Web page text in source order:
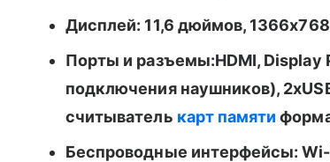
Дисплей: 11,6 дюймов, 1366x768
Порты и разъемы:HDMI,
подключения наушников),
считыватель карт памяти
Беспроводные интерфейсы: